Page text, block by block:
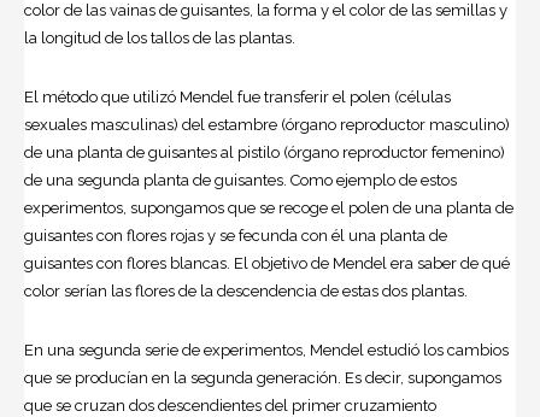
color de las vainas de guisantes, la forma y el color de las semillas y
la longitud de los tallos de las plantas.
El método que utilizó Mendel fue transferir el polen (células
sexuales masculinas) del estambre (órgano reproductor masculino)
de una planta de guisantes al pistilo (órgano reproductor femenino)
de una segunda planta de guisantes. Como ejemplo de estos
experimentos, supongamos que se recoge el polen de una planta de
guisantes con flores rojas y se fecunda con él una planta de
guisantes con flores blancas. El objetivo de Mendel era saber de qué
color serían las flores de la descendencia de estas dos plantas.
En una segunda serie de experimentos, Mendel estudió los cambios
que se producían en la segunda generación. Es decir, supongamos
que se cruzan dos descendientes del primer cruzamiento